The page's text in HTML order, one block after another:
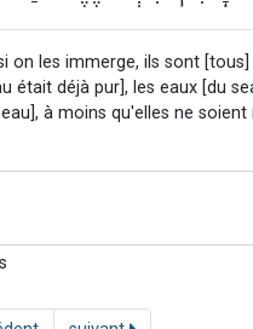
les immerge, ils sont [tous]
était déjà pur], les eaux [du
à moins qu'elles ne soient